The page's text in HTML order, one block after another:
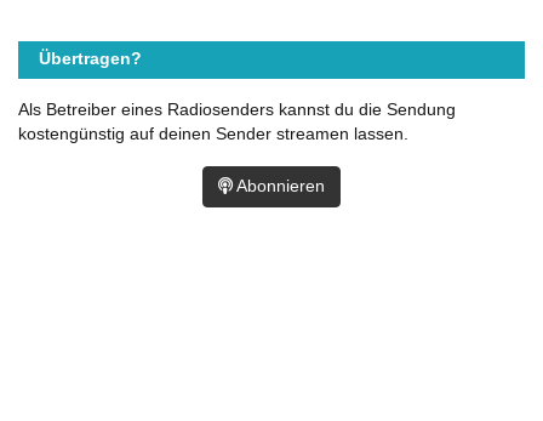
Übertragen?
Als Betreiber eines Radiosenders kannst du die Sendung
kostengünstig auf deinen Sender streamen lassen.
Abonnieren